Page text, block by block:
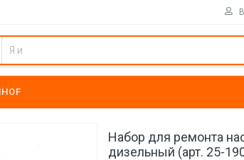
Набор для ремонта
дизельный (арт. 25-